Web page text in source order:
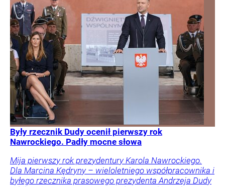
Były rzecznik Dudy ocenił pierwszy rok
Nawrockiego. Padły mocne słowa
Mija pierwszy rok prezydentury Karola Nawrockiego.
Dla Marcina Kędryny – wieloletniego współpracownika i
byłego rzecznika prasowego prezydenta Andrzeja Dudy